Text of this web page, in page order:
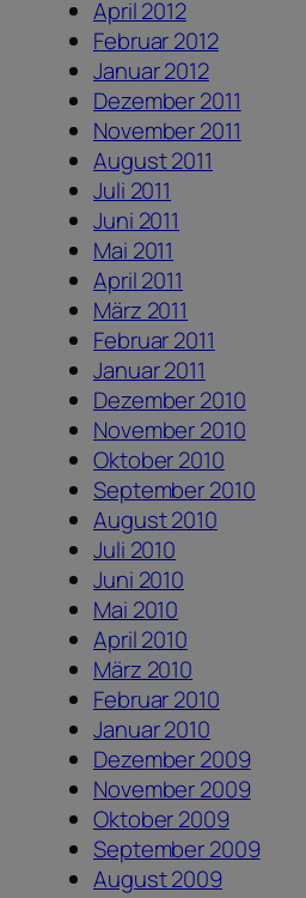
April 2012
Februar 2012
Januar 2012
Dezember 2011
November 2011
August 2011
Juli 2011
Juni 2011
Mai 2011
April 2011
März 2011
Februar 2011
Januar 2011
Dezember 2010
November 2010
Oktober 2010
September 2010
August 2010
Juli 2010
Juni 2010
Mai 2010
April 2010
März 2010
Februar 2010
Januar 2010
Dezember 2009
November 2009
Oktober 2009
September 2009
August 2009